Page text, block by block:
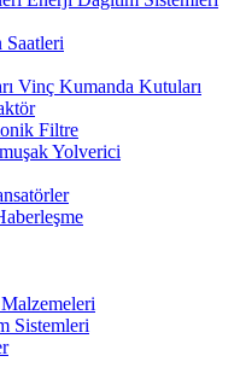
Saatleri
Vinç Kumanda Kutuları
Filtre
Yolverici
Sistemleri